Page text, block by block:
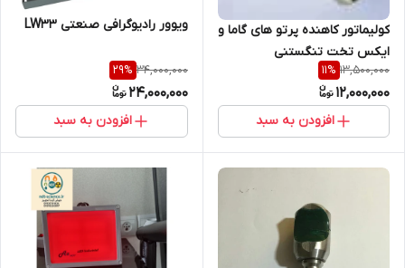
کولیماتور کاهنده پرتو های گاما و
ایکس تخت تنگستنی
13,500,000
11%
12,000,000
افزودن به سبد
ویوور رادیوگرافی صنعتی LW33
34,000,000
29%
24,000,000
افزودن به سبد